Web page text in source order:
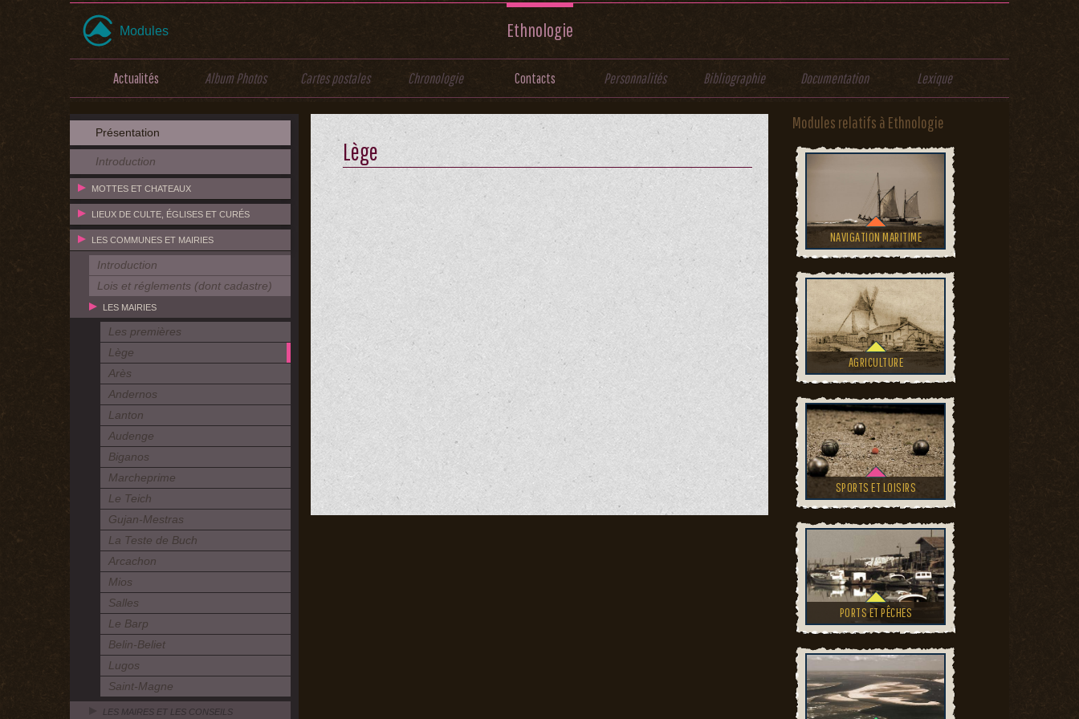
Modules Ethnologie
Actualités Album Photos Cartes postales Chronologie Contacts Personnalités Bibliographie Documentation Lexique
Présentation
Introduction
MOTTES ET CHATEAUX
LIEUX DE CULTE, ÉGLISES ET CURÉS
LES COMMUNES ET MAIRIES
Introduction
Lois et réglements (dont cadastre)
LES MAIRIES
Les premières
Lège
Arès
Andernos
Lanton
Audenge
Biganos
Marcheprime
Le Teich
Gujan-Mestras
La Teste de Buch
Arcachon
Mios
Salles
Le Barp
Belin-Beliet
Lugos
Saint-Magne
LES MAIRES ET LES CONSEILS
Lège
Modules relatifs à Ethnologie
NAVIGATION MARITIME
AGRICULTURE
SPORTS ET LOISIRS
PORTS ET PÊCHES